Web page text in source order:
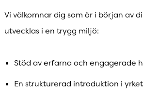
Vi välkomnar dig som är i början av
utvecklas i en trygg miljö:
Stöd av erfarna och engagerade
En strukturerad introduktion i yrket